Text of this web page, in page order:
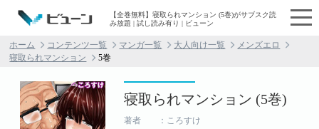
【全巻無料】寝取られマンション (5巻)がサブスク読
み放題 | 試し読み有り | ビューン
ホーム コンテンツ一覧 マンガ一覧 大人向け一覧
メンズエロ
寝取られマンション
5巻
寝取られマンション (5巻)
著者 ：ころすけ